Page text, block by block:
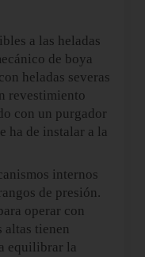
a las heladas
de boya
heladas severas
revestimiento
con un purgador
ha de instalar a la
internos
de presión.
operar con
altas tienen
equilibrar la